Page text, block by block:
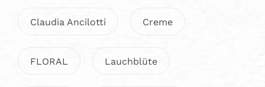
Claudia Ancilotti Creme
FLORAL Lauchblüte